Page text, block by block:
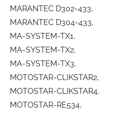
MARANTEC D302-433,
MARANTEC D304-433,
MA-SYSTEM-TX1,
MA-SYSTEM-TX2,
MA-SYSTEM-TX3,
MOTOSTAR-CLIKSTAR2,
MOTOSTAR-CLIKSTAR4,
MOTOSTAR-RE534,